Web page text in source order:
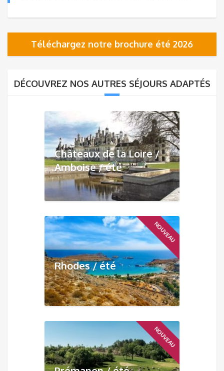
Téléchargez notre brochure été 2026
DÉCOUVREZ NOS AUTRES SÉJOURS ADAPTÉS
Châteaux de la Loire /
Amboise / été
NOUVEAU
Rhodes / été
NOUVEAU